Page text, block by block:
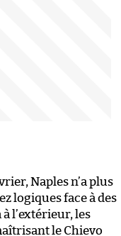
Naples n’a plus
logiques face à des
l’extérieur, les
le Chievo